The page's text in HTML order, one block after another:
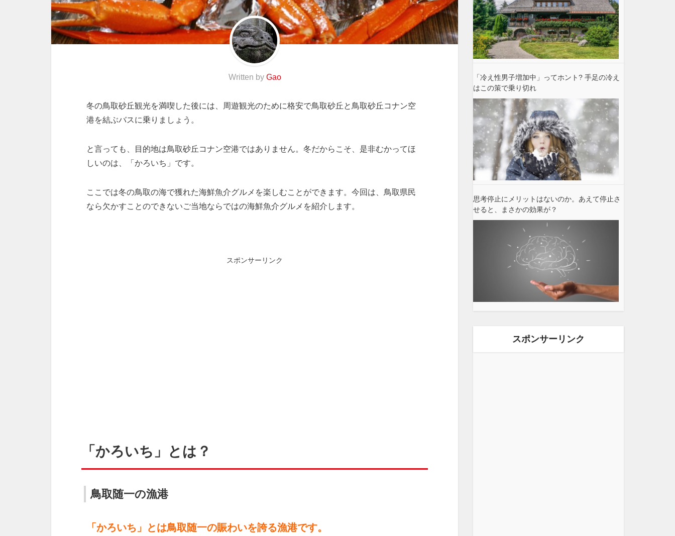
Written by Gao
冬の鳥取砂丘観光を満喫した後には、周遊観光のために格安で鳥取砂丘と鳥取砂丘コナン空
港を結ぶバスに乗りましょう。
と言っても、目的地は鳥取砂丘コナン空港ではありません。冬だからこそ、是非むかってほ
しいのは、「かろいち」です。
ここでは冬の鳥取の海で獲れた海鮮魚介グルメを楽しむことができます。今回は、鳥取県民
なら欠かすことのできないご当地ならではの海鮮魚介グルメを紹介します。
スポンサーリンク
「かろいち」とは？
鳥取随一の漁港
「かろいち」とは鳥取随一の賑わいを誇る漁港です。
「冷え性男子増加中」ってホント? 手足の冷え
はこの策で乗り切れ
思考停止にメリットはないのか。あえて停止さ
せると、まさかの効果が？
スポンサーリンク